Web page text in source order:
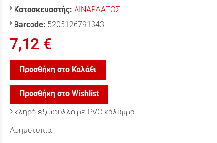
Κατασκευαστής: ΛΙΝΑΡΔΑΤΟΣ
Barcode: 5205126791343
7,12 €
Προσθήκη στο Καλάθι
Προσθήκη στο Wishlist
Σκληρό εξώφυλλο με PVC κάλυµµα
Ασηµοτυπία